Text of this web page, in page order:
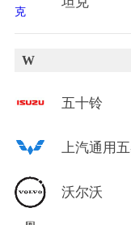
W
五十铃
上汽通用
沃尔沃